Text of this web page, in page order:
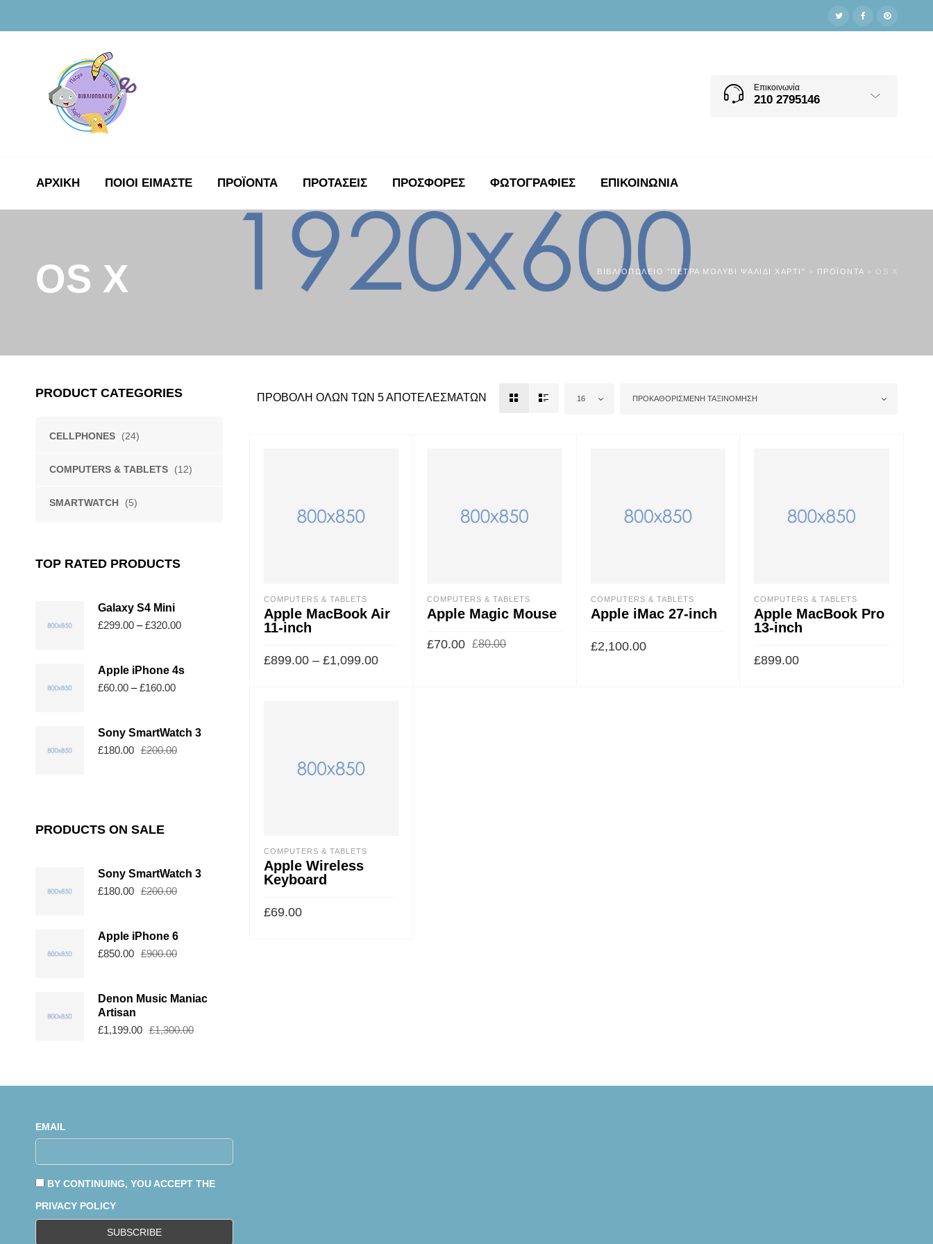
Επικοινωνία
210 2795146
ΑΡΧΙΚΉ ΠΟΙΟΙ ΕΙΜΑΣΤΕ ΠΡΟΪΟΝΤΑ ΠΡΟΤΑΣΕΙΣ ΠΡΟΣΦΟΡΕΣ ΦΩΤΟΓΡΑΦΊΕΣ ΕΠΙΚΟΙΝΩΝΊΑ
ΒΙΒΛΙΟΠΩΛΕΊΟ "ΠΈΤΡΑ ΜΟΛΎΒΙ ΨΑΛΊΔΙ ΧΑΡΤΊ" > ΠΡΟΪΌΝΤΑ > OS X
OS X
PRODUCT CATEGORIES
CELLPHONES (24)
COMPUTERS & TABLETS (12)
SMARTWATCH (5)
TOP RATED PRODUCTS
Galaxy S4 Mini
£299.00–£320.00
Apple iPhone 4s
£60.00–£160.00
Sony SmartWatch 3
£200.00
£180.00
PRODUCTS ON SALE
Sony SmartWatch 3
£200.00
£180.00
Apple iPhone 6
£900.00
£850.00
Denon Music Maniac
Artisan
£1,300.00
£1,199.00
ΠΡΟΒΟΛΉ ΌΛΩΝ ΤΩΝ 5 ΑΠΟΤΕΛΕΣΜΆΤΩΝ 16 ΠΡΟΚΑΘΟΡΙΣΜΈΝΗ ΤΑΞΙΝΌΜΗΣΗ
COMPUTERS & TABLETS
Apple MacBook Air
11-inch
£899.00– £1,099.00
COMPUTERS & TABLETS
Apple Magic Mouse
£80.00
£70.00
COMPUTERS & TABLETS
Apple iMac 27-inch
£2,100.00
COMPUTERS & TABLETS
Apple MacBook Pro
13-inch
£899.00
COMPUTERS & TABLETS
Apple Wireless
Keyboard
£69.00
EMAIL
BY CONTINUING, YOU ACCEPT THE
PRIVACY POLICY